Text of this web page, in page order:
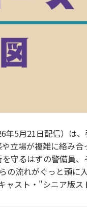
5月21日配信）は
立場が複雑に絡み合
守るはずの警備員
の流れがぐっと頭に
スト・"シニア版ス